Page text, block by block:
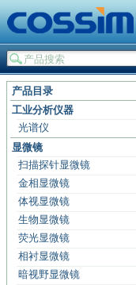
产品目录
工业分析仪器
光谱仪
显微镜
扫描探针显微镜
金相显微镜
体视显微镜
生物显微镜
荧光显微镜
相衬显微镜
暗视野显微镜